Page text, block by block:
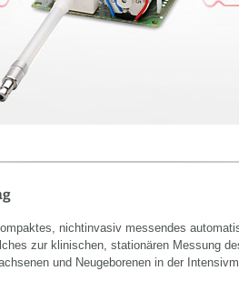
nichtinvasiv messendes
zur klinischen, stationären Messung
und Neugeborenen in der